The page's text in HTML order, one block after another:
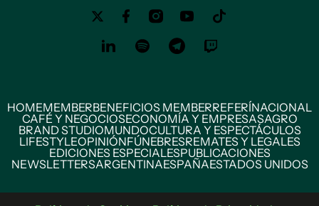
HOMEMEMBERBENEFICIOS MEMBERREFERÍNACIONAL
CAFÉ Y NEGOCIOSECONOMÍA Y EMPRESASAGRO
BRAND STUDIOMUNDOCULTURA Y ESPECTÁCULOS
LIFESTYLEOPINIÓNFÚNEBRESREMATES Y LEGALES
EDICIONES ESPECIALESPUBLICACIONES
NEWSLETTERSARGENTINAESPAÑAESTADOS UNIDOS